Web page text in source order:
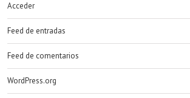
Acceder
Feed de entradas
Feed de comentarios
WordPress.org